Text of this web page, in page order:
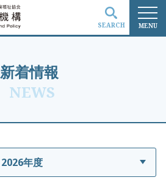
MENU
SEARCH
新着情報
NEWS
2026年度